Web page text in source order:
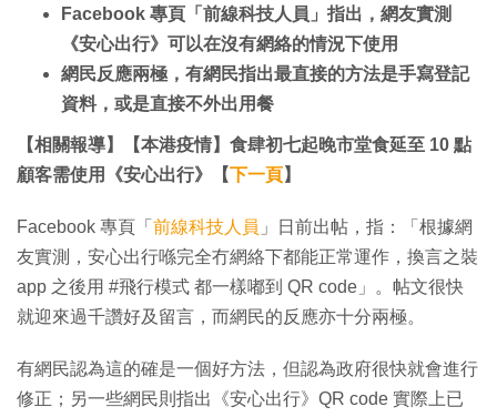
Facebook 專頁「前線科技人員」指出，網友實測
《安心出行》可以在沒有網絡的情況下使用
網民反應兩極，有網民指出最直接的方法是手寫登記
資料，或是直接不外出用餐
【相關報導】【本港疫情】食肆初七起晚市堂食延至 10 點
顧客需使用《安心出行》【下一頁】
Facebook 專頁「 前線科技人員 」日前出帖，指：「根據網
友實測，安心出行喺完全冇網絡下都能正常運作，換言之裝
app 之後用 #飛行模式 都一樣嘟到 QR code」。帖文很快
就迎來過千讚好及留言，而網民的反應亦十分兩極。
有網民認為這的確是一個好方法，但認為政府很快就會進行
修正；另一些網民則指出《安心出行》QR code 實際上已